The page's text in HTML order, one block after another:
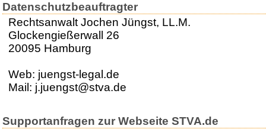
Datenschutzbeauftragter
Rechtsanwalt Jochen Jüngst, LL.M.
Glockengießerwall 26
20095 Hamburg
Web: juengst-legal.de
Mail: j.juengst@stva.de
Supportanfragen zur Webseite STVA.de